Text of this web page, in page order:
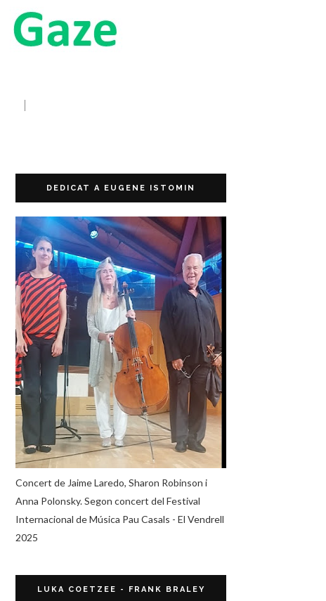
DEDICAT A EUGENE ISTOMIN
Concert de Jaime Laredo, Sharon Robinson i
Anna Polonsky. Segon concert del Festival
Internacional de Música Pau Casals - El Vendrell
2025
LUKA COETZEE - FRANK BRALEY